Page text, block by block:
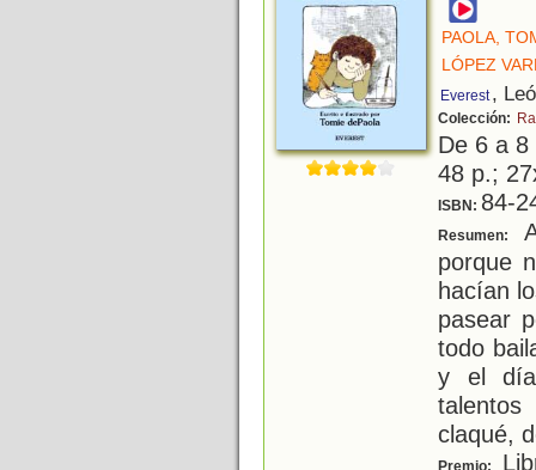
PAOLA,
LÓPEZ
Everest ,
Colección:
De 6 a
48 p.;
ISBN: 84-
Resumen:
porque
hacían
pasear
todo
y el
claqué,